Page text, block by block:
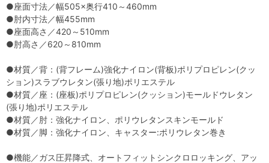
●座面寸法／幅505×奥行410～460mm
●肘内寸法／幅455mm
●座面高さ／420～510mm
●肘高さ／620～810mm
●材質／背：(背フレーム)強化ナイロン(背板)ポリプロピレン(クッ
ション)スラブウレタン(張り地)ポリエステル
●材質／座：(座板)ポリプロピレン(クッション)モールドウレタン
(張り地)ポリエステル
●材質／肘：強化ナイロン、ポリウレタンスキンモールド
●材質／脚：強化ナイロン、キャスター:ポリウレタン巻き
●機能／ガス圧昇降式、オートフィットシンクロロッキング、アッ